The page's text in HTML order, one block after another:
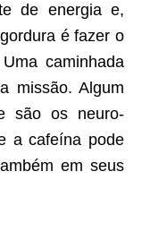
de energia e,
é fazer o
caminhada
missão. Algum
são os neuro-
a cafeína pode
em seus